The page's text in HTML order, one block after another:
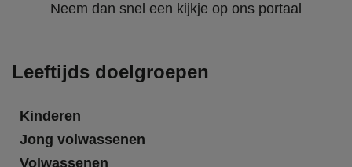
Neem dan snel een kijkje op ons portaal
Leeftijds doelgroepen
Kinderen
Jong volwassenen
Volwassenen